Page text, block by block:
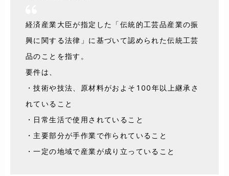
経済産業大臣が指定した「伝統的工芸品産業の振
興に関する法律」に基づいて認められた伝統工芸
品のことを指す。
要件は、
・技術や技法、原材料がおよそ100年以上継承さ
れていること
・日常生活で使用されていること
・主要部分が手作業で作られていること
・一定の地域で産業が成り立っていること